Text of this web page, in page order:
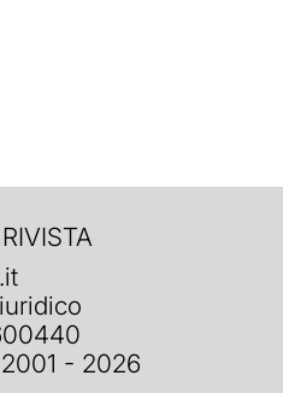
- 2026